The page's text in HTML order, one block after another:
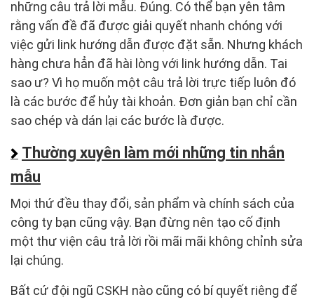
những câu trả lời mẫu. Đúng. Có thể bạn yên tâm
rằng vấn đề đã được giải quyết nhanh chóng với
việc gửi link hướng dẫn được đặt sẵn. Nhưng khách
hàng chưa hẳn đã hài lòng với link hướng dẫn. Tai
sao ư? Vì họ muốn một câu trả lời trực tiếp luôn đó
là các bước để hủy tài khoản. Đơn giản bạn chỉ cần
sao chép và dán lại các bước là được.
Thường xuyên làm mới những tin nhắn
mẫu
Mọi thứ đều thay đổi, sản phẩm và chính sách của
công ty bạn cũng vậy. Bạn đừng nên tạo cố định
một thư viện câu trả lời rồi mãi mãi không chỉnh sửa
lại chúng.
Bất cứ đội ngũ CSKH nào cũng có bí quyết riêng để